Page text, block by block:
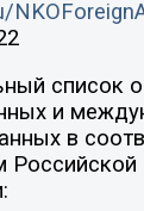
список
и
в